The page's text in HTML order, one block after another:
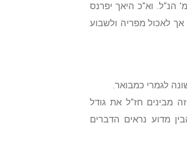
הנ"ל. וא"כ היאך יפרנס
לאכול מפריה ולשבוע
לגמרי כמבואר.
מבינים חז"ל את גודל
מדוע נראים הדברים